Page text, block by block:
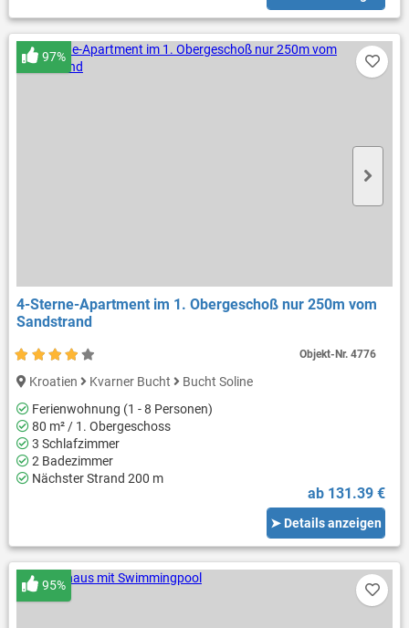
4-Sterne-Apartment im 1. Obergeschoß nur 250m vom
Sandstrand
97%
Kroatien Kvarner Bucht
Bucht Soline
Ferienwohnung (1 - 8 Personen)
80 m² / 1. Obergeschoss
3 Schlafzimmer
2 Badezimmer
Nächster Strand 200 m
ab 131.39 €
➤ Details anzeigen
Objekt-Nr.4776
95%